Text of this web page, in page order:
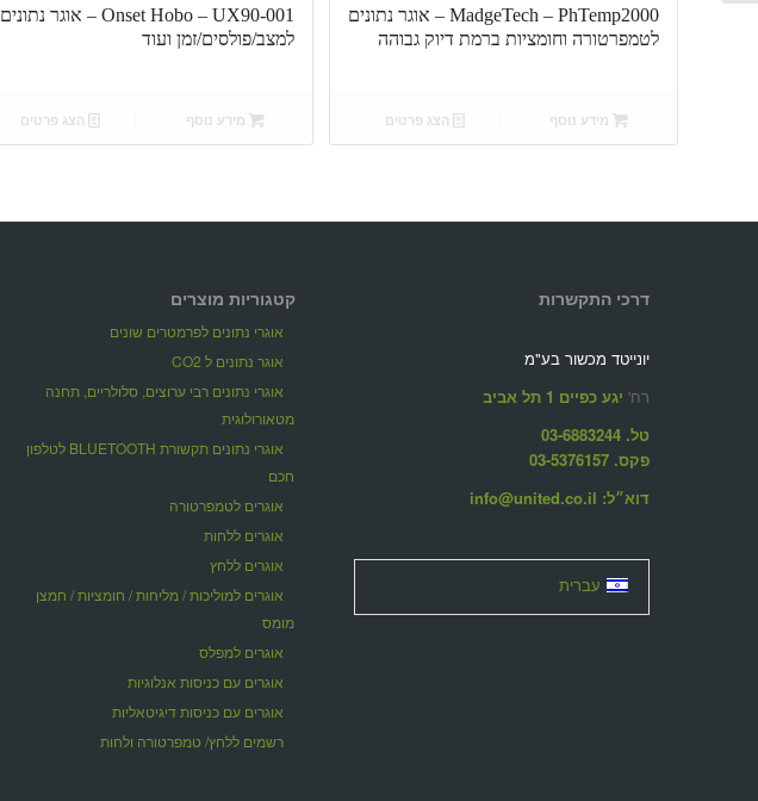
MadgeTech – PhTemp2000 – אוגר נתונים
לטמפרטורה וחומציות ברמת דיוק גבוהה
מידע נוסף הצג פרטים
Onset Hobo – UX90-001 – אוגר נתונים
למצב/פולסים/זמן ועוד
מידע נוסף הצג פרטים
קטגוריות מוצרים
אוגרי נתונים לפרמטרים שונים
אוגר נתונים ל CO2
אוגרי נתונים רבי ערוצים, סלולריים, תחנה
מטאורולוגית
אוגרי נתונים תקשורת BLUETOOTH לטלפון
חכם
אוגרים לטמפרטורה
אוגרים ללחות
אוגרים ללחץ
אוגרים למוליכות / מליחות / חומציות / חמצן
מומס
אוגרים למפלס
אוגרים עם כניסות אנלוגיות
אוגרים עם כניסות דיגיטאליות
רשמים ללחץ/ טמפרטורה ולחות
דרכי התקשרות
יונייטד מכשור בע"מ
רח' יגע כפיים 1 תל אביב
טל. 03-6883244
פקס. 03-5376157
דוא״ל: info@united.co.il
עברית